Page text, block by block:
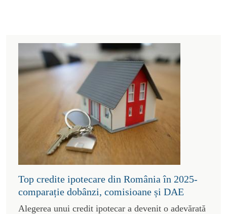
Top credite ipotecare din România în 2025-
comparație dobânzi, comisioane și DAE
Alegerea unui credit ipotecar a devenit o adevărată